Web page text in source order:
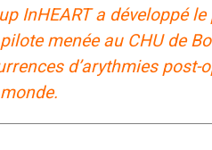
InHEART a développé
menée au CHU de
d’arythmies post-